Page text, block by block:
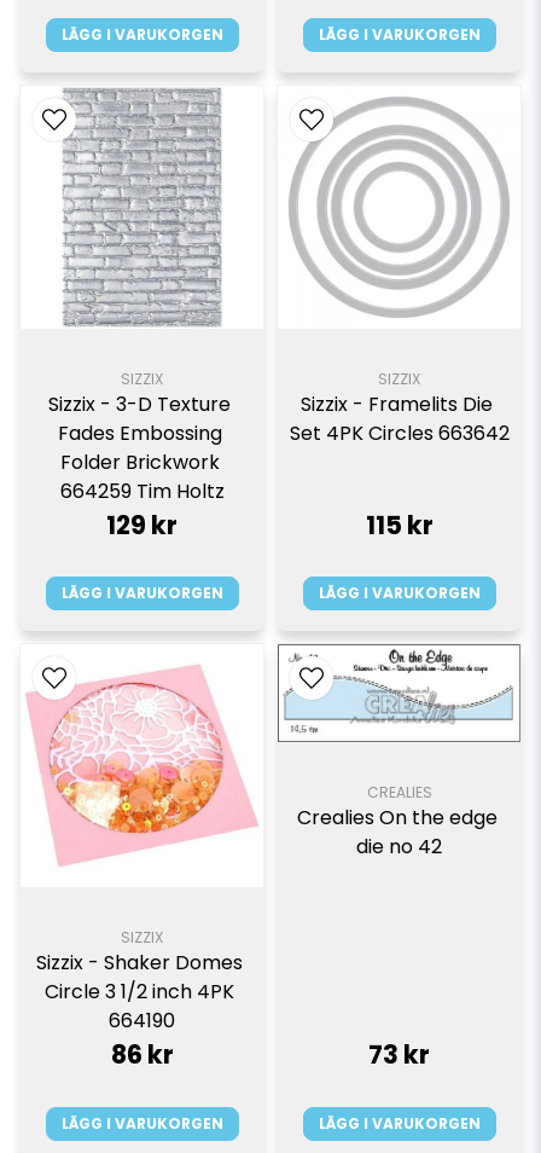
LÄGG I VARUKORGEN LÄGG I VARUKORGEN
SIZZIX
Sizzix - 3-D Texture
Fades Embossing
Folder Brickwork
664259 Tim Holtz
129 kr
LÄGG I VARUKORGEN
SIZZIX
Sizzix - Framelits Die
Set 4PK Circles 663642
115 kr
LÄGG I VARUKORGEN
SIZZIX
Sizzix - Shaker Domes
Circle 3 1/2 inch 4PK
664190
86 kr
LÄGG I VARUKORGEN
CREALIES
Crealies On the edge
die no 42
73 kr
LÄGG I VARUKORGEN